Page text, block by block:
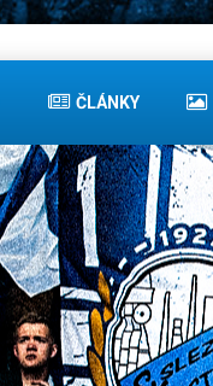
ČLÁNKY